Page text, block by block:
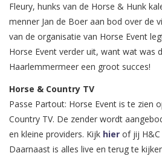
Fleury, hunks van de Horse & Hunk
menner Jan de Boer aan bod over de
van de organisatie van Horse Event
Horse Event verder uit, want wat was
Haarlemmermeer een groot succes!
Horse & Country TV
Passe Partout: Horse Event is te zien
Country TV. De zender wordt
en kleine providers. Kijk hier of jij H&C
Daarnaast is alles live en terug te